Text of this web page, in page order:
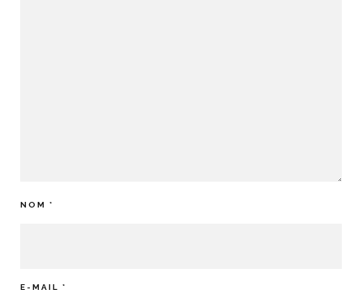
NOM *
E-MAIL *